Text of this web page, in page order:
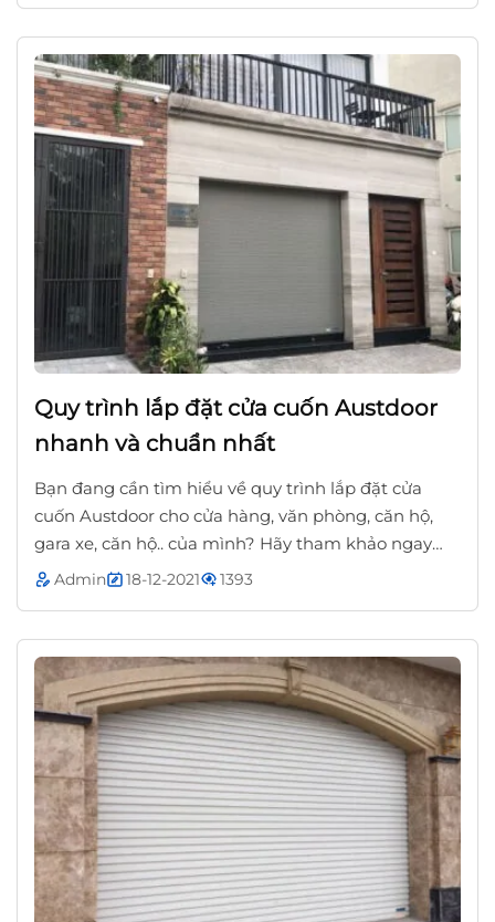
Quy trình lắp đặt cửa cuốn Austdoor
nhanh và chuẩn nhất
Bạn đang cần tìm hiểu về quy trình lắp đặt cửa
cuốn Austdoor cho cửa hàng, văn phòng, căn hộ,
gara xe, căn hộ.. của mình? Hãy tham khảo ngay
bài viết này của Cửa Cuốn Biên Hòa, Đồng Nai...
Admin 18-12-2021 1393